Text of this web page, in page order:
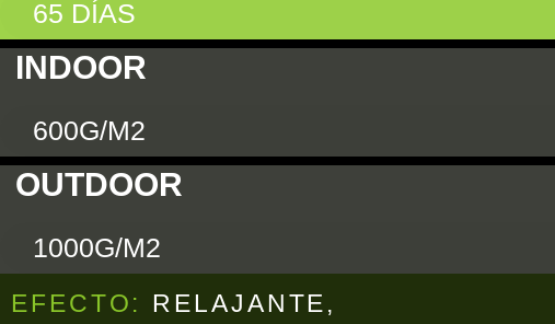
65 DÍAS
INDOOR
600G/M2
OUTDOOR
1000G/M2
EFECTO: RELAJANTE,